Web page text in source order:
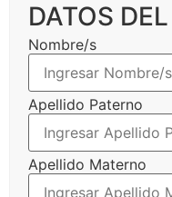
DATOS
Nombre/s
Apellido Paterno
Apellido Materno